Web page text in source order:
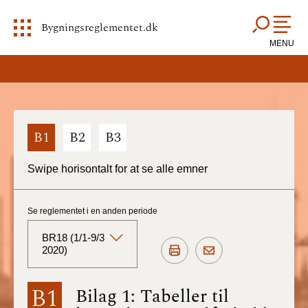
Bygningsreglementet.dk
MENU
B1 B2 B3
Swipe horisontalt for at se alle emner
B1 Bilag 1: Tabeller til
Se reglementet i en anden periode
BR18 (1/1-9/3
2020)
BR18 (Aktuelt)